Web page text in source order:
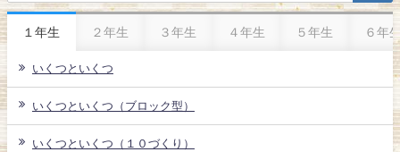
１年生 ２年生 ３年生 ４年生 ５年生 ６年
いくつといくつ
いくつといくつ（ブロック型）
いくつといくつ（１０づくり）